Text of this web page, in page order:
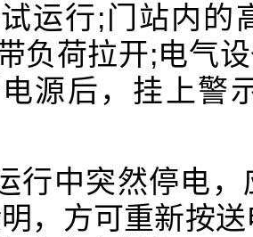
运行;门站内的
负荷拉开;电气
源后，挂上警
行中突然停电
，方可重新按